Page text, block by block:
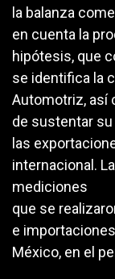
la balanza
en cuenta la
hipótesis, que
se identifica la
Automotriz, así
de sustentar
las
internacional.
mediciones
que se
e
México, en el